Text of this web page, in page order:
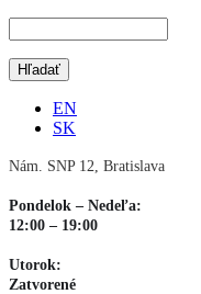
EN
SK
Nám. SNP 12, Bratislava
Pondelok – Nedeľa:
12:00 – 19:00
Utorok:
Zatvorené